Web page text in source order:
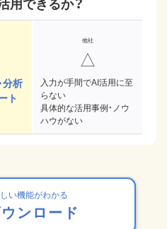
分析
ト
△
入力が手間でAI活用に至
らない
具体的な活用事例・ノウ
ハウがない
い機能がわかる
ンロード